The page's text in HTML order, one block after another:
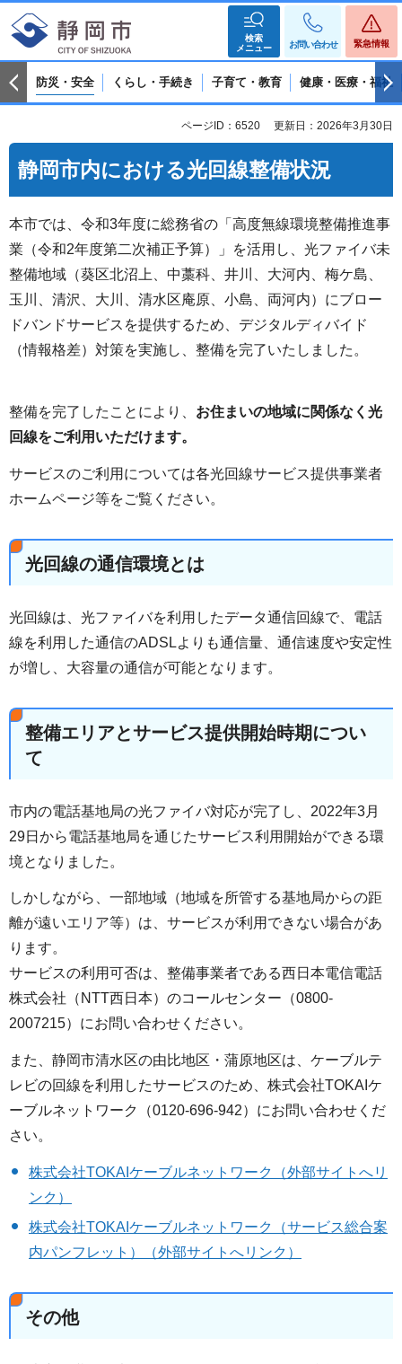
検索
メニュー
お問い合わせ 緊急情報
防災・安全 くらし・手続き 子育て・教育 健康・医療・福祉
ページID：6520 更新日：2026年3月30日
静岡市内における光回線整備状況
本市では、令和3年度に総務省の「高度無線環境整備推進事
業（令和2年度第二次補正予算）」を活用し、光ファイバ未
整備地域（葵区北沼上、中藁科、井川、大河内、梅ケ島、
玉川、清沢、大川、清水区庵原、小島、両河内）にブロー
ドバンドサービスを提供するため、デジタルディバイド
（情報格差）対策を実施し、整備を完了いたしました。
整備を完了したことにより、 お住まいの地域に関係なく光
回線をご利用いただけます。
サービスのご利用については各光回線サービス提供事業者
ホームページ等をご覧ください。
光回線の通信環境とは
光回線は、光ファイバを利用したデータ通信回線で、電話
線を利用した通信のADSLよりも通信量、通信速度や安定性
が増し、大容量の通信が可能となります。
整備エリアとサービス提供開始時期につい
て
市内の電話基地局の光ファイバ対応が完了し、2022年3月
29日から電話基地局を通じたサービス利用開始ができる環
境となりました。
しかしながら、一部地域（地域を所管する基地局からの距
離が遠いエリア等）は、サービスが利用できない場合があ
ります。
サービスの利用可否は、整備事業者である西日本電信電話
株式会社（NTT西日本）のコールセンター（0800-
2007215）にお問い合わせください。
また、静岡市清水区の由比地区・蒲原地区は、ケーブルテ
レビの回線を利用したサービスのため、株式会社TOKAIケ
ーブルネットワーク（0120-696-942）にお問い合わせくだ
さい。
株式会社TOKAIケーブルネットワーク（外部サイトへリ
ンク）
株式会社TOKAIケーブルネットワーク（サービス総合案
内パンフレット）（外部サイトへリンク）
その他